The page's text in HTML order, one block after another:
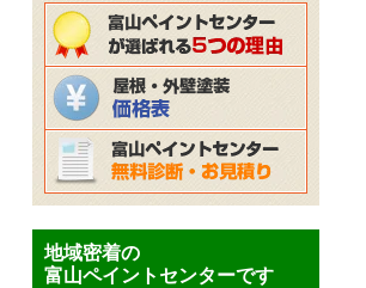
地域密着の
富山ペイントセンターです